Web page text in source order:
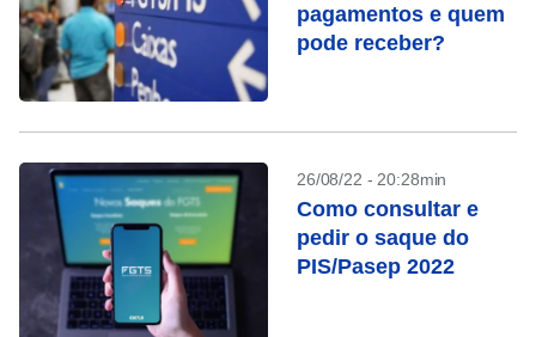
pagamentos e quem
pode receber?
26/08/22 - 20:28min
Como consultar e
pedir o saque do
PIS/Pasep 2022